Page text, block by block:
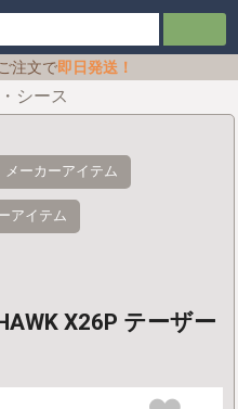
注文で即日発送！
シース
メーカーアイテム
アイテム
X26P テーザー